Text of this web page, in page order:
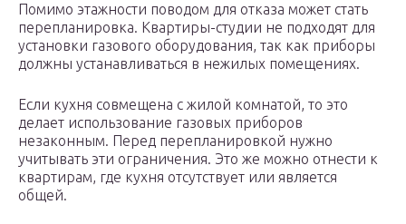
Помимо этажности поводом для отказа может стать
перепланировка. Квартиры-студии не подходят для
установки газового оборудования, так как приборы
должны устанавливаться в нежилых помещениях.
Если кухня совмещена с жилой комнатой, то это
делает использование газовых приборов
незаконным. Перед перепланировкой нужно
учитывать эти ограничения. Это же можно отнести к
квартирам, где кухня отсутствует или является
общей.